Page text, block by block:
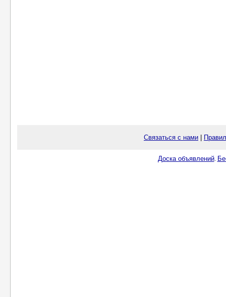
Связаться с нами
Доска объявлений.